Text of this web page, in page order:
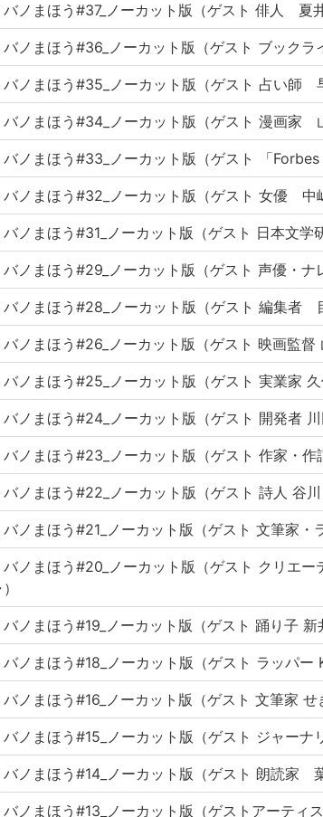
バノまほう#37_ノーカット版（ゲスト 俳人 夏
バノまほう#36_ノーカット版（ゲスト ブック
バノまほう#35_ノーカット版（ゲスト 占い師
バノまほう#34_ノーカット版（ゲスト 漫画家
バノまほう#33_ノーカット版（ゲスト 「
バノまほう#32_ノーカット版（ゲスト 女優 中
バノまほう#31_ノーカット版（ゲスト 日本文
バノまほう#29_ノーカット版（ゲスト 声優・
バノまほう#28_ノーカット版（ゲスト 編集者
バノまほう#26_ノーカット版（ゲスト 映画監督
バノまほう#25_ノーカット版（ゲスト 実業家 久
バノまほう#24_ノーカット版（ゲスト 開発者 川
バノまほう#23_ノーカット版（ゲスト 作家・作
バノまほう#22_ノーカット版（ゲスト 詩人 谷
バノまほう#21_ノーカット版（ゲスト 文筆家
バノまほう#20_ノーカット版（ゲスト クリエ
バノまほう#19_ノーカット版（ゲスト 踊り子 新
バノまほう#18_ノーカット版（ゲスト ラッパー
バノまほう#16_ノーカット版（ゲスト 文筆家 せ
バノまほう#15_ノーカット版（ゲスト ジャーナ
バノまほう#14_ノーカット版（ゲスト 朗読家
バノまほう#13_ノーカット版（ゲストアーティス